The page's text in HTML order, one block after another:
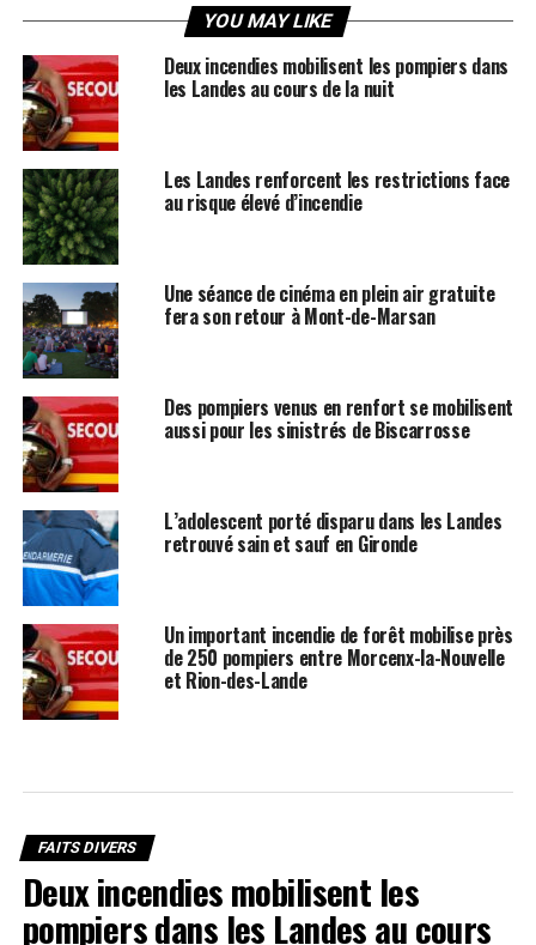
YOU MAY LIKE
Deux incendies mobilisent les pompiers dans
les Landes au cours de la nuit
Les Landes renforcent les restrictions face
au risque élevé d’incendie
Une séance de cinéma en plein air gratuite
fera son retour à Mont-de-Marsan
Des pompiers venus en renfort se mobilisent
aussi pour les sinistrés de Biscarrosse
L’adolescent porté disparu dans les Landes
retrouvé sain et sauf en Gironde
Un important incendie de forêt mobilise près
de 250 pompiers entre Morcenx-la-Nouvelle
et Rion-des-Lande
FAITS DIVERS
Deux incendies mobilisent les
pompiers dans les Landes au cours